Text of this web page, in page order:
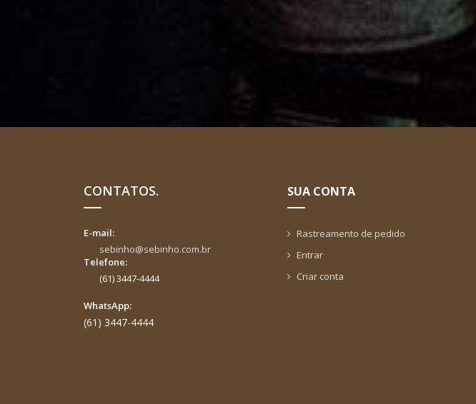
CONTATOS.
E-mail:
sebinho@sebinho.com.br
Telefone:
(61) 3447-4444
WhatsApp:
(61) 3447-4444
SUA CONTA
Rastreamento de pedido
Entrar
Criar conta